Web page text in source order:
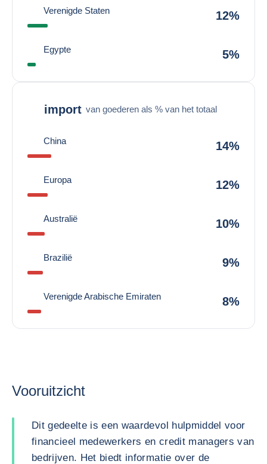
Verenigde Staten 12%
Egypte 5%
import van goederen als % van het totaal
China 14%
Europa 12%
Australië 10%
Brazilië 9%
Verenigde Arabische Emiraten 8%
Vooruitzicht
Dit gedeelte is een waardevol hulpmiddel voor
financieel medewerkers en credit managers van
bedrijven. Het biedt informatie over de